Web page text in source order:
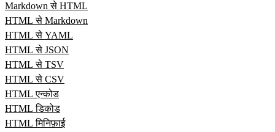
Markdown से HTML
HTML से Markdown
HTML से YAML
HTML से JSON
HTML से TSV
HTML से CSV
HTML एन्कोड
HTML डिकोड
HTML मिनिफ़ाई